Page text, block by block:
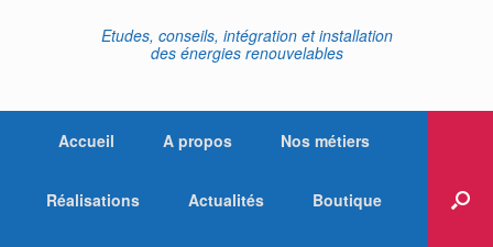
Etudes, conseils, intégration et installation
des énergies renouvelables
Accueil A propos Nos métiers
Réalisations Actualités Boutique